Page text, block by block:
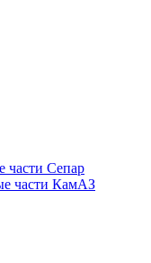
части Сепар
части КамАЗ